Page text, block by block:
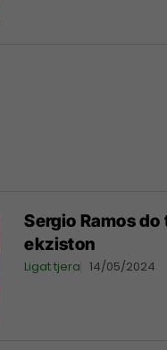
Sergio Ramos
ekziston
Ligat tjera 14/05/2024